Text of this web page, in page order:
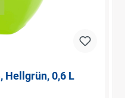
Hellgrün, 0,6 L